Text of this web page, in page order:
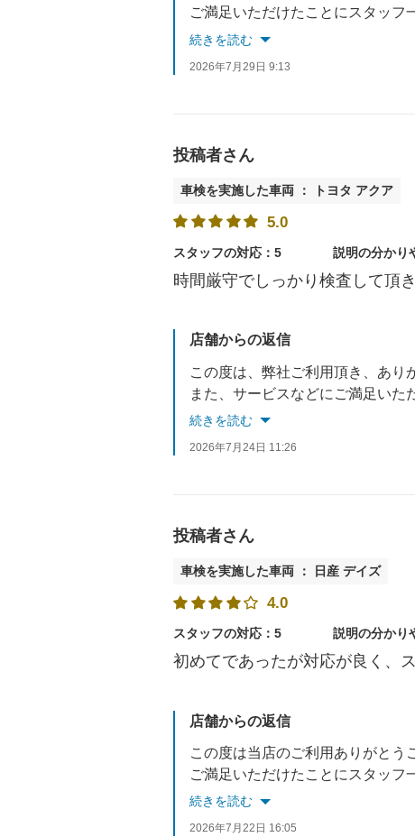
ご満足いただけたことにスタッフ
今後もお車で何かございましたら
続きを読む
2026年7月29日 9:13
投稿者さん
車検を実施した車両 ： トヨタ アクア
5.0
スタッフの対応：5 説明の分かり
時間厳守でしっかり検査して頂
店舗からの返信
この度は、弊社ご利用頂き、あり
また、サービスなどにご満足いた
続きを読む
2026年7月24日 11:26
投稿者さん
車検を実施した車両 ： 日産 デイズ
4.0
スタッフの対応：5 説明の分かり
初めてであったが対応が良く、
店舗からの返信
この度は当店のご利用ありがとう
ご満足いただけたことにスタッフ
今後もお車で何かございましたら
続きを読む
2026年7月22日 16:05